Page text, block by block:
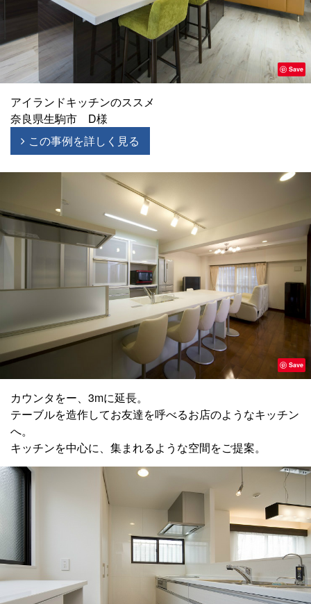
Save
アイランドキッチンのススメ
奈良県生駒市 D様
この事例を詳しく見る
Save
カウンタをー、3mに延長。
テーブルを造作してお友達を呼べるお店のようなキッチン
へ。
キッチンを中心に、集まれるような空間をご提案。